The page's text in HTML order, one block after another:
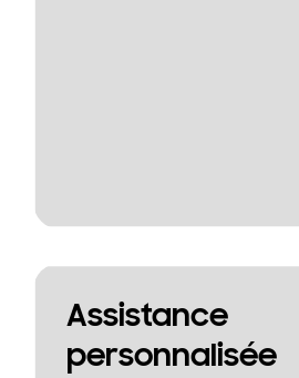
Assistance
personnalisée